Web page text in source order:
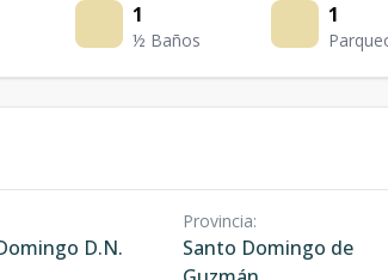
1
½ Baños
1
D.N.
Provincia:
Santo Domingo de